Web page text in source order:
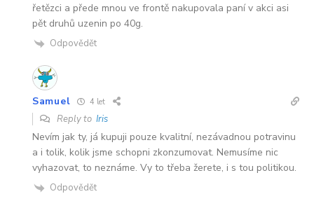
řetězci a přede mnou ve frontě nakupovala paní v akci asi
pět druhů uzenin po 40g.
Odpovědět
Samuel 4 let
Reply to Iris
Nevím jak ty, já kupuji pouze kvalitní, nezávadnou potravinu
a i tolik, kolik jsme schopni zkonzumovat. Nemusíme nic
vyhazovat, to neznáme. Vy to třeba žerete, i s tou politikou.
Odpovědět